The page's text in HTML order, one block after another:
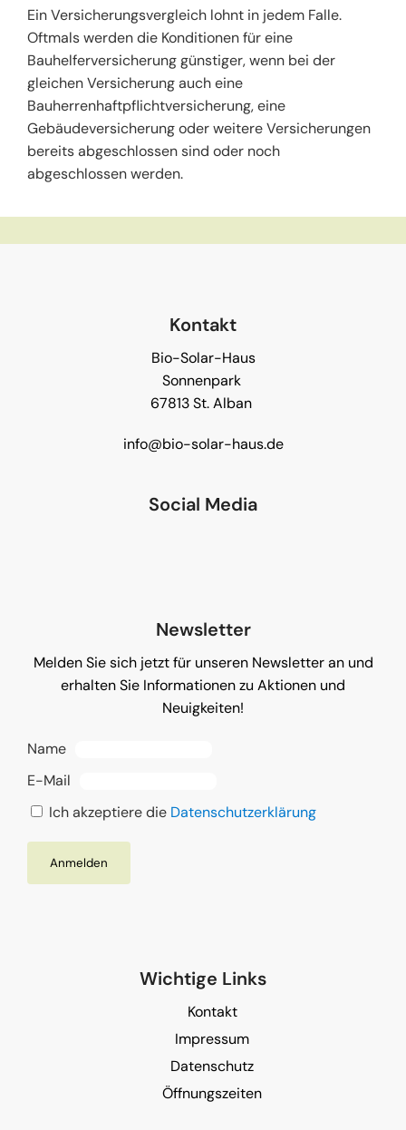
Ein Versicherungsvergleich lohnt in jedem Falle.
Oftmals werden die Konditionen für eine
Bauhelferversicherung günstiger, wenn bei der
gleichen Versicherung auch eine
Bauherrenhaftpflichtversicherung, eine
Gebäudeversicherung oder weitere Versicherungen
bereits abgeschlossen sind oder noch
abgeschlossen werden.
Kontakt
Bio-Solar-Haus
Sonnenpark
67813 St. Alban
info@bio-solar-haus.de
Social Media
Newsletter
Melden Sie sich jetzt für unseren Newsletter an und
erhalten Sie Informationen zu Aktionen und
Neuigkeiten!
Name
E-Mail
Ich akzeptiere die Datenschutzerklärung
Wichtige Links
Kontakt
Impressum
Datenschutz
Öffnungszeiten